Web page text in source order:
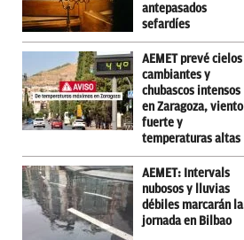
antepasados
sefardíes
AEMET prevé cielos
cambiantes y
chubascos intensos
en Zaragoza, viento
fuerte y
temperaturas altas
AEMET: Intervals
nubosos y lluvias
débiles marcarán la
jornada en Bilbao